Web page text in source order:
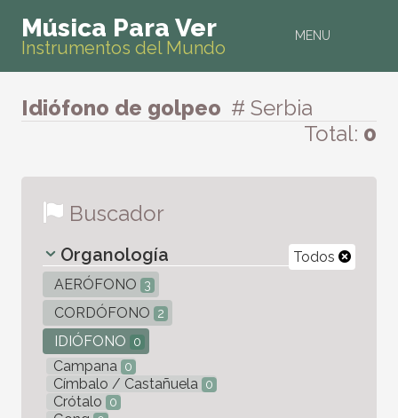
MENU
Música Para Ver
Instrumentos del Mundo
Idiófono de golpeo # Serbia
Total: 0
Buscador
Todos
Organología
AERÓFONO 3
CORDÓFONO 2
IDIÓFONO 0
Campana 0
Címbalo / Castañuela 0
Crótalo 0